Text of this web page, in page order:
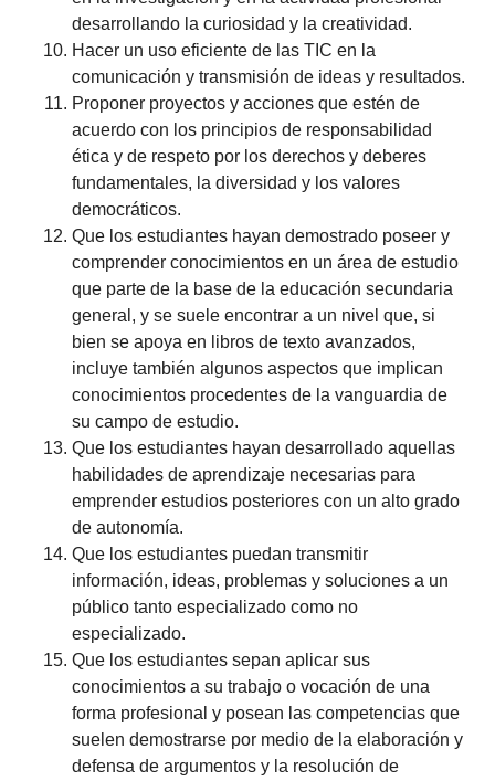
desarrollando la curiosidad y la creatividad.
Hacer un uso eficiente de las TIC en la
comunicación y transmisión de ideas y resultados.
Proponer proyectos y acciones que estén de
acuerdo con los principios de responsabilidad
ética y de respeto por los derechos y deberes
fundamentales, la diversidad y los valores
democráticos.
Que los estudiantes hayan demostrado poseer y
comprender conocimientos en un área de estudio
que parte de la base de la educación secundaria
general, y se suele encontrar a un nivel que, si
bien se apoya en libros de texto avanzados,
incluye también algunos aspectos que implican
conocimientos procedentes de la vanguardia de
su campo de estudio.
Que los estudiantes hayan desarrollado aquellas
habilidades de aprendizaje necesarias para
emprender estudios posteriores con un alto grado
de autonomía.
Que los estudiantes puedan transmitir
información, ideas, problemas y soluciones a un
público tanto especializado como no
especializado.
Que los estudiantes sepan aplicar sus
conocimientos a su trabajo o vocación de una
forma profesional y posean las competencias que
suelen demostrarse por medio de la elaboración y
defensa de argumentos y la resolución de